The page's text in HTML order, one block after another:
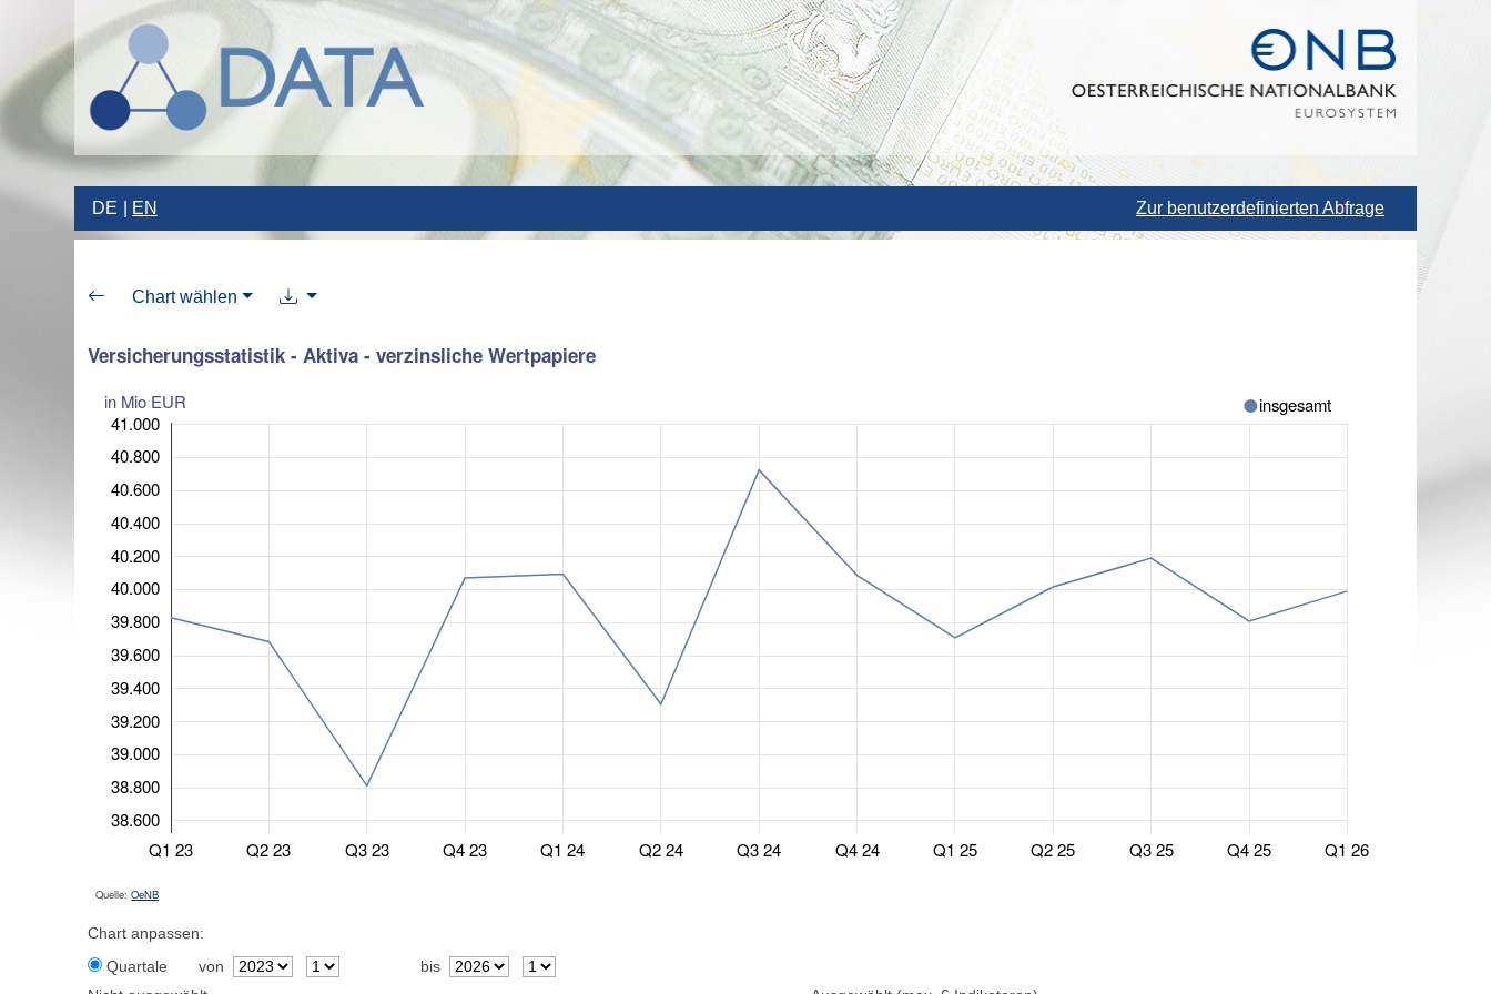
DE EN Zur benutzerdefinierten Abfrage
Chart wählen
Versicherungsstatistik - Aktiva - verzinsliche Wertpapiere
in Mio EUR
Q1 23 Q2 23 Q3 23 Q4 23 Q1 24 Q2 24 Q3 24 Q4 24 Q1 25 Q2 25 Q3 25 Q4 25 Q1 26
38.600
38.800
39.000
39.200
39.400
39.600
39.800
40.000
40.200
40.400
40.600
40.800
41.000
insgesamt
Quelle:OeNB
Chart anpassen:
Quartale
von
bis